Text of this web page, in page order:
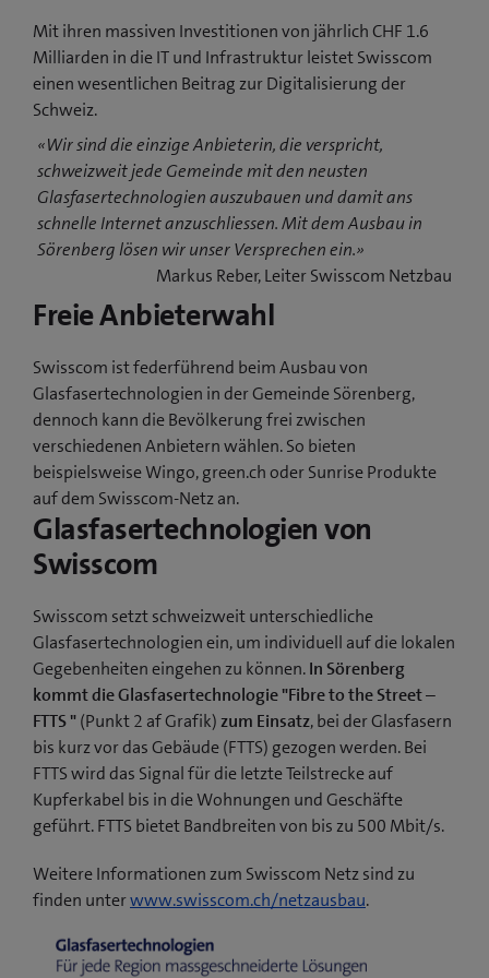
Mit ihren massiven Investitionen von jährlich CHF 1.6
Milliarden in die IT und Infrastruktur leistet Swisscom
einen wesentlichen Beitrag zur Digitalisierung der
Schweiz.
«Wir sind die einzige Anbieterin, die verspricht,
schweizweit jede Gemeinde mit den neusten
Glasfasertechnologien auszubauen und damit ans
schnelle Internet anzuschliessen. Mit dem Ausbau in
Sörenberg lösen wir unser Versprechen ein.»
Markus Reber, Leiter Swisscom Netzbau
Freie Anbieterwahl
Swisscom ist federführend beim Ausbau von
Glasfasertechnologien in der Gemeinde Sörenberg,
dennoch kann die Bevölkerung frei zwischen
verschiedenen Anbietern wählen. So bieten
beispielsweise Wingo, green.ch oder Sunrise Produkte
auf dem Swisscom-Netz an.
Glasfasertechnologien von
Swisscom
Swisscom setzt schweizweit unterschiedliche
Glasfasertechnologien ein, um individuell auf die lokalen
Gegebenheiten eingehen zu können.In Sörenberg
kommt die Glasfasertechnologie "Fibre to the Street –
FTTS "(Punkt 2 af Grafik)zum Einsatz, bei der Glasfasern
bis kurz vor das Gebäude (FTTS) gezogen werden. Bei
FTTS wird das Signal für die letzte Teilstrecke auf
Kupferkabel bis in die Wohnungen und Geschäfte
geführt. FTTS bietet Bandbreiten von bis zu 500 Mbit/s.
Weitere Informationen zum Swisscom Netz sind zu
finden unterwww.swisscom.ch/netzausbau.